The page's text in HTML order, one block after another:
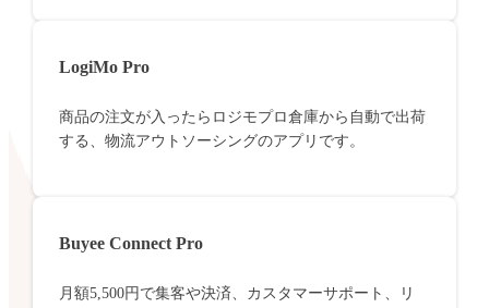
LogiMo Pro
商品の注文が入ったらロジモプロ倉庫から自動で出荷
する、物流アウトソーシングのアプリです。
Buyee Connect Pro
月額5,500円で集客や決済、カスタマーサポート、リ